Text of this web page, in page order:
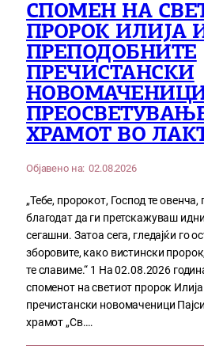
СПОМЕН НА
ПРОРОК ИЛИЈА
ПРЕПОДОБНИТЕ
ПРЕЧИСТАНСКИ
ХРАМОТ ВО
Објавено на: 02.08.2026
„Тебе, пророкот, Господ те
благодат да ги претскажуваш
сегашни. Затоа сега, гледајќи го
зборовите, како вистински
те славиме.“ 1 На 02.08.2026
споменот на светиот пророк
пречистански новомаченици
храмот „Св.…